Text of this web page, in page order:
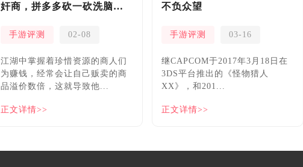
奸商，拼多多砍一砍洗脑夏
手游评测 02-08
​江湖中掌握着珍惜资源的商人们
为赚钱，经常会让自己贩卖的商
品溢价数倍，这就导致他...
正文详情>>
不负众望
手游评测 03-16
继CAPCOM于2017年3月18日在
3DS平台推出的《怪物猎人
XX》，和201...
正文详情>>